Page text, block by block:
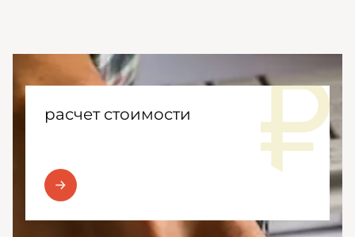
расчет стоимости